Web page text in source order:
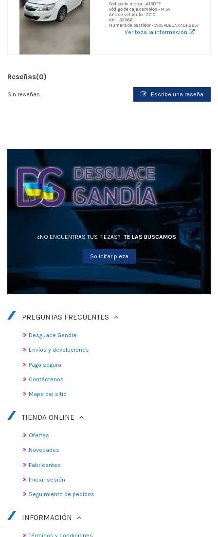
Código de motor - A13DTE
Código de caja cambios - M 5V
Año de vehículo - 2010
KM - 329861
Numero de bastidor - W0LPD6EAXAG112657
Ver toda la información
Reseñas(0)
Sin reseñas Escribe una reseña
¿NO ENCUENTRAS TUS PIEZAS? TE LAS BUSCAMOS
Solicitar pieza
PREGUNTAS FRECUENTES
Desguace Gandia
Envíos y devoluciones
Pago seguro
Contáctenos
Mapa del sitio
TIENDA ONLINE
Ofertas
Novedades
Fabricantes
Iniciar sesión
Seguimiento de pedidos
INFORMACIÓN
Términos y condiciones